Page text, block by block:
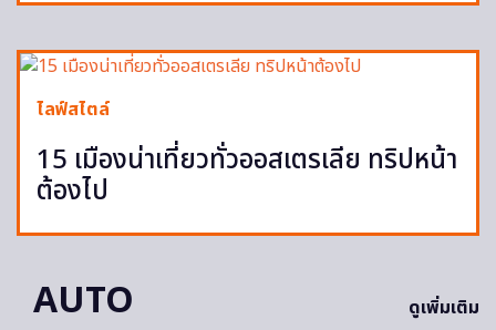
ไลฟ์สไตล์
15 เมืองน่าเที่ยวทั่วออสเตรเลีย ทริปหน้า
ต้องไป
AUTO ดูเพิ่มเติม